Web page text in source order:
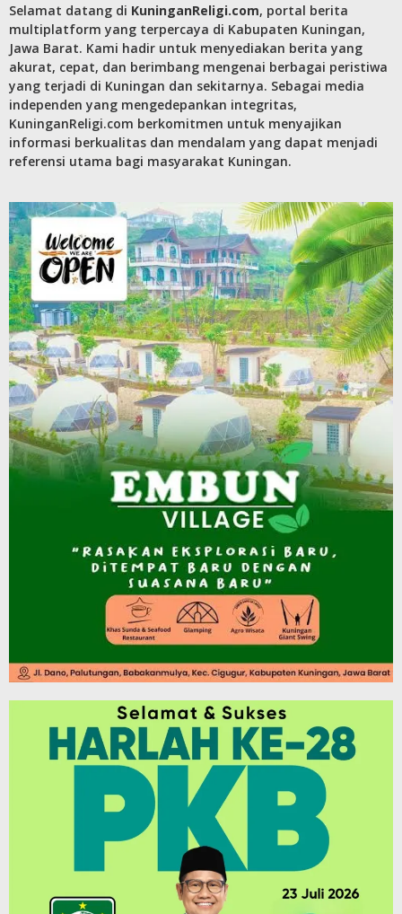
Selamat datang di KuninganReligi.com, portal berita
multiplatform yang terpercaya di Kabupaten Kuningan,
Jawa Barat. Kami hadir untuk menyediakan berita yang
akurat, cepat, dan berimbang mengenai berbagai peristiwa
yang terjadi di Kuningan dan sekitarnya. Sebagai media
independen yang mengedepankan integritas,
KuninganReligi.com berkomitmen untuk menyajikan
informasi berkualitas dan mendalam yang dapat menjadi
referensi utama bagi masyarakat Kuningan.